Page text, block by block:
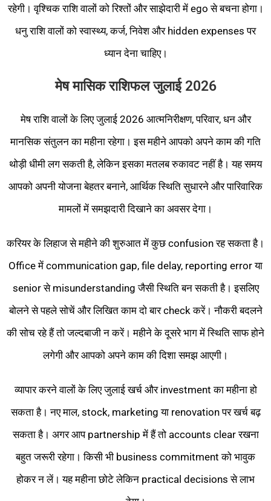
रहेगी। वृश्चिक राशि वालों को रिश्तों और साझेदारी में ego से बचना होगा।
धनु राशि वालों को स्वास्थ्य, कर्ज, निवेश और hidden expenses पर
ध्यान देना चाहिए।
मेष मासिक राशिफल जुलाई 2026
मेष राशि वालों के लिए जुलाई 2026 आत्मनिरीक्षण, परिवार, धन और
मानसिक संतुलन का महीना रहेगा। इस महीने आपको अपने काम की गति
थोड़ी धीमी लग सकती है, लेकिन इसका मतलब रुकावट नहीं है। यह समय
आपको अपनी योजना बेहतर बनाने, आर्थिक स्थिति सुधारने और पारिवारिक
मामलों में समझदारी दिखाने का अवसर देगा।
करियर के लिहाज से महीने की शुरुआत में कुछ confusion रह सकता है।
Office में communication gap, file delay, reporting error या
senior से misunderstanding जैसी स्थिति बन सकती है। इसलिए
बोलने से पहले सोचें और लिखित काम दो बार check करें। नौकरी बदलने
की सोच रहे हैं तो जल्दबाजी न करें। महीने के दूसरे भाग में स्थिति साफ होने
लगेगी और आपको अपने काम की दिशा समझ आएगी।
व्यापार करने वालों के लिए जुलाई खर्च और investment का महीना हो
सकता है। नए माल, stock, marketing या renovation पर खर्च बढ़
सकता है। अगर आप partnership में हैं तो accounts clear रखना
बहुत जरूरी रहेगा। किसी भी business commitment को भावुक
होकर न लें। यह महीना छोटे लेकिन practical decisions से लाभ